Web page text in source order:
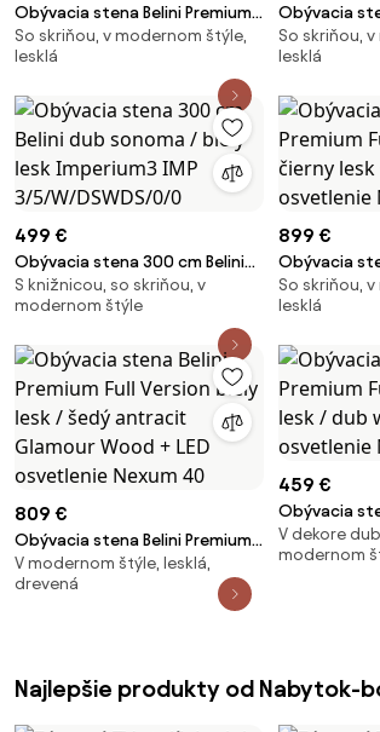
Obývacia stena Belini Premium
Full Version čierny lesk / biely
lesk + LED osvetlenie Nexum 2
So skriňou, v modernom štýle,
lesklá
Obývacia
Full Version
sonoma +
So skriňou,
lesklá
499 €
Obývacia stena 300 cm Belini
dub sonoma / biely lesk
Imperium3 IMP
S knižnicou, so skriňou, v
modernom štýle
899 €
Obývacia
Full Version
osvetlenie
So skriňou,
lesklá
809 €
Obývacia stena Belini Premium
Full Version biely lesk / šedý
antracit Glamour Wood + LED
V modernom štýle, lesklá,
drevená
459 €
Obývacia
Full Version
wotan + LED
V dekore
modernom
Najlepšie produkty od Nabytok-